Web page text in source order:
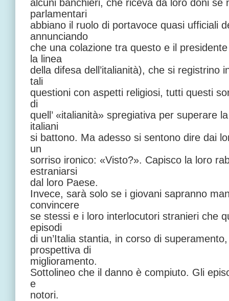
alcuni banchieri, che riceva da loro doni se
parlamentari
abbiano il ruolo di portavoce quasi ufficiali
annunciando
che una colazione tra questo e il
la linea
della difesa dell’italianità), che si registrino
tali
questioni con aspetti religiosi, tutti questi
di
quell’ «italianità» spregiativa per superare
italiani
si battono. Ma adesso si sentono dire dai
un
sorriso ironico: «Visto?». Capisco la loro
estraniarsi
dal loro Paese.
Invece, sarà solo se i giovani sapranno
convincere
se stessi e i loro interlocutori stranieri che
episodi
di un’Italia stantia, in corso di
prospettiva di
miglioramento.
Sottolineo che il danno è compiuto. Gli
e
notori.